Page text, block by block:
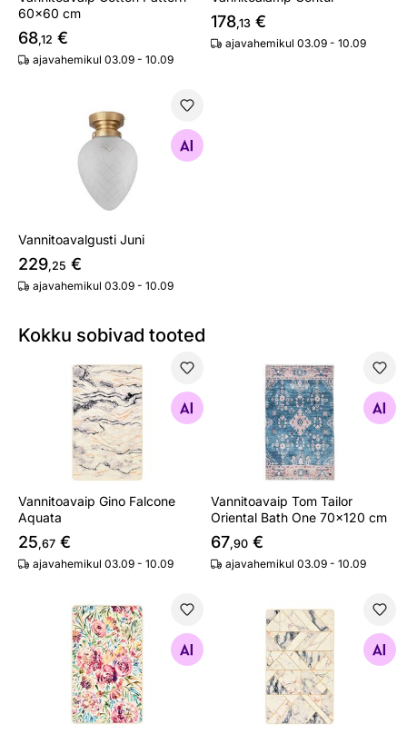
60x60 cm
68,12 €
ajavahemikul 03.09 - 10.09
178,13 €
ajavahemikul 03.09 - 10.09
Vannitoavalgusti Juni
Otsi sarnaseid
Vannitoavalgusti Juni
229,25 €
ajavahemikul 03.09 - 10.09
Kokku sobivad tooted
Vannitoavaip Gino Falcone Aquata
Otsi sarnaseid
Vannitoavaip Gino Falcone
Aquata
25,67 €
ajavahemikul 03.09 - 10.09
Vannitoavaip Tom Tailor
Otsi sarnaseid
Vannitoavaip Tom Tailor
Oriental Bath One 70x120 cm
67,90 €
ajavahemikul 03.09 - 10.09
Vannitoavaip Gino Falcone Aquata
Otsi sarnaseid
Vannitoavaip Gino Falcone
Otsi sarnaseid